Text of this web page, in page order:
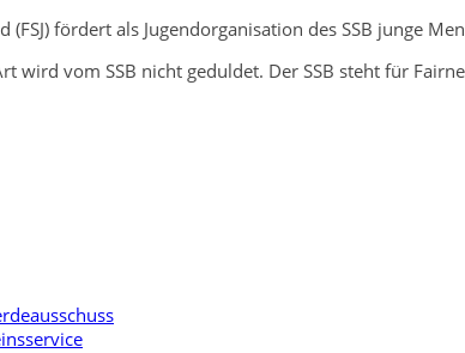
(FSJ) fördert als Jugendorganisation des SSB junge
wird vom SSB nicht geduldet. Der SSB steht für